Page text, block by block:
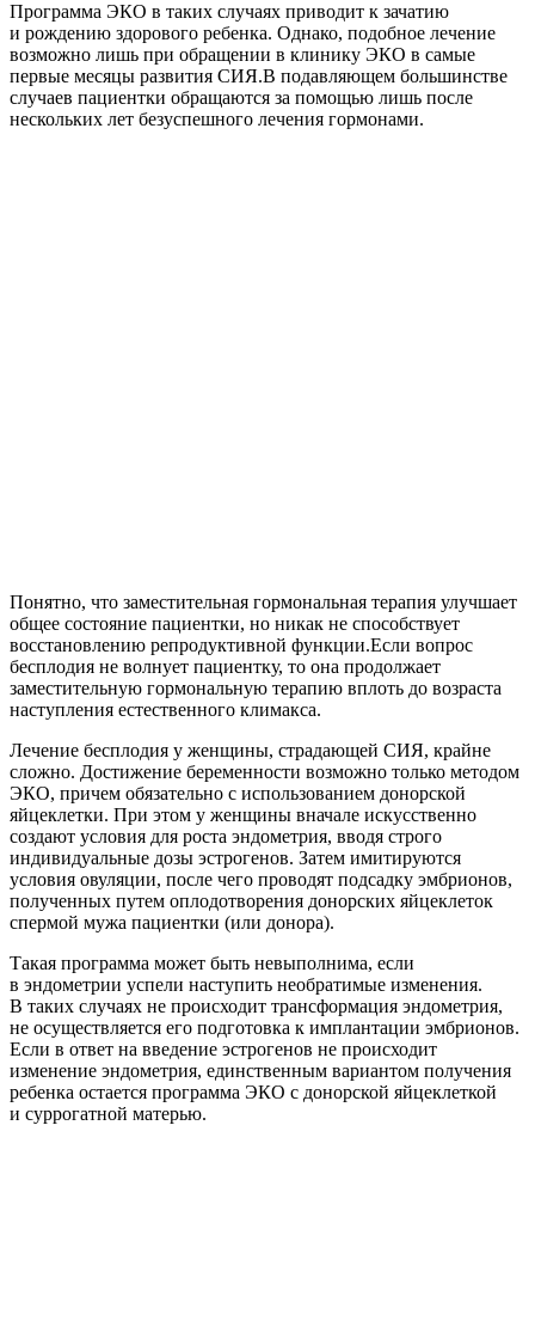
Программа ЭКО в таких случаях приводит к зачатию
и рождению здорового ребенка. Однако, подобное лечение
возможно лишь при обращении в клинику ЭКО в самые
первые месяцы развития СИЯ.В подавляющем большинстве
случаев пациентки обращаются за помощью лишь после
нескольких лет безуспешного лечения гормонами.
Понятно, что заместительная гормональная терапия улучшает
общее состояние пациентки, но никак не способствует
восстановлению репродуктивной функции.Если вопрос
бесплодия не волнует пациентку, то она продолжает
заместительную гормональную терапию вплоть до возраста
наступления естественного климакса.
Лечение бесплодия у женщины, страдающей СИЯ, крайне
сложно. Достижение беременности возможно только методом
ЭКО, причем обязательно с использованием донорской
яйцеклетки. При этом у женщины вначале искусственно
создают условия для роста эндометрия, вводя строго
индивидуальные дозы эстрогенов. Затем имитируются
условия овуляции, после чего проводят подсадку эмбрионов,
полученных путем оплодотворения донорских яйцеклеток
спермой мужа пациентки (или донора).
Такая программа может быть невыполнима, если
в эндометрии успели наступить необратимые изменения.
В таких случаях не происходит трансформация эндометрия,
не осуществляется его подготовка к имплантации эмбрионов.
Если в ответ на введение эстрогенов не происходит
изменение эндометрия, единственным вариантом получения
ребенка остается программа ЭКО с донорской яйцеклеткой
и суррогатной матерью.